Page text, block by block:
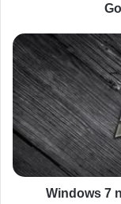
Windows
7
no
se
inicia.
¿Qué
puedo
hacer?
Windows 7